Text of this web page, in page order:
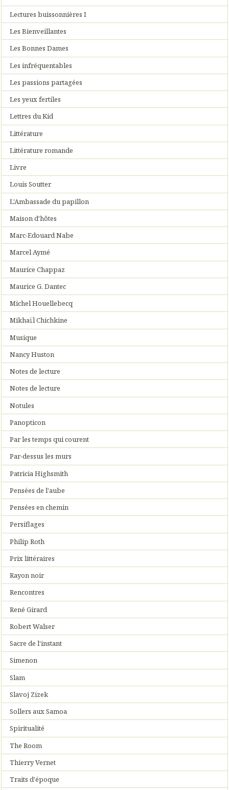
Lectures buissonnières I
Les Bienveillantes
Les Bonnes Dames
Les infréquentables
Les passions partagées
Les yeux fertiles
Lettres du Kid
Littérature
Littérature romande
Livre
Louis Soutter
L'Ambassade du papillon
Maison d'hôtes
Marc-Edouard Nabe
Marcel Aymé
Maurice Chappaz
Maurice G. Dantec
Michel Houellebecq
Mikhaïl Chichkine
Musique
Nancy Huston
Notes de lecture
Notes de lecture
Notules
Panopticon
Par les temps qui courent
Par-dessus les murs
Patricia Highsmith
Pensées de l'aube
Pensées en chemin
Persiflages
Philip Roth
Prix littéraires
Rayon noir
Rencontres
René Girard
Robert Walser
Sacre de l'instant
Simenon
Slam
Slavoj Zizek
Sollers aux Samoa
Spiritualité
The Room
Thierry Vernet
Traits d'époque